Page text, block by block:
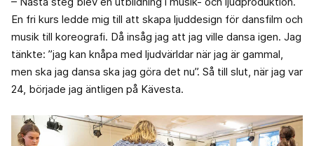
En fri kurs ledde mig till att skapa ljuddesign för dansfilm och
musik till koreografi. Då insåg jag att jag ville dansa igen. Jag
tänkte: ”jag kan knåpa med ljudvärldar när jag är gammal,
men ska jag dansa ska jag göra det nu”. Så till slut, när jag var
24, började jag äntligen på Kävesta.